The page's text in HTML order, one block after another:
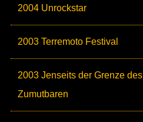
2004 Unrockstar
2003 Terremoto Festival
2003 Jenseits der Grenze des
Zumutbaren